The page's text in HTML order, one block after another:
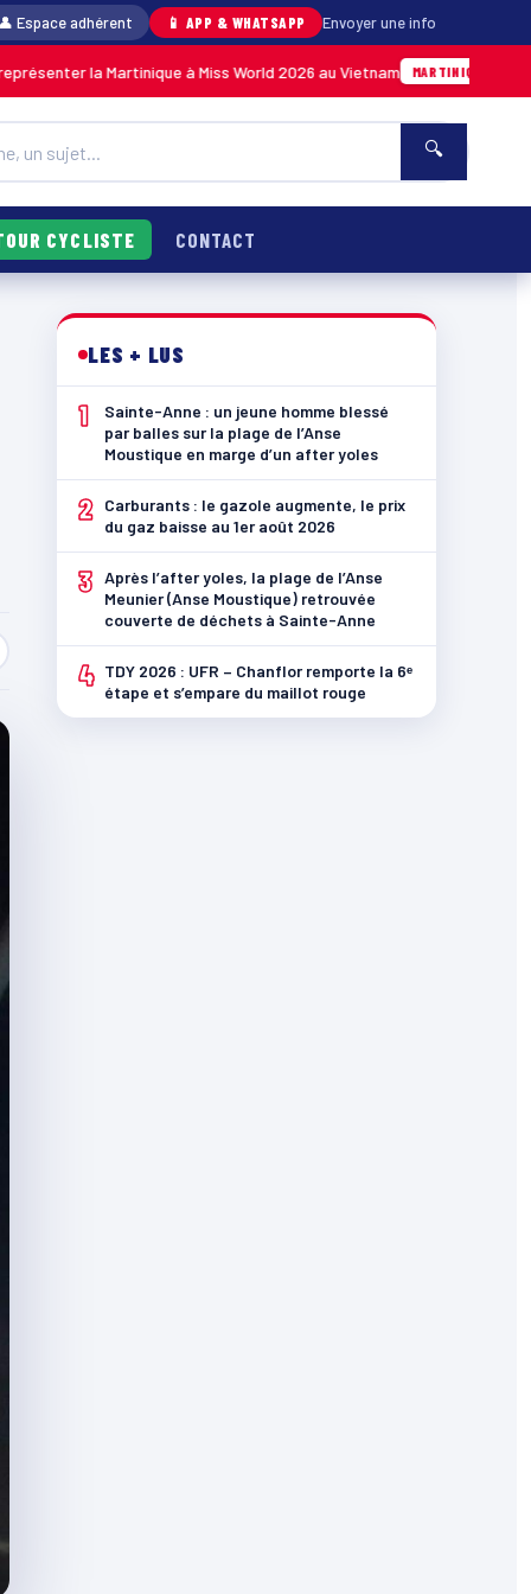
👤 Espace adhérent 📱 APP & WHATSAPP Envoyer une info
la Martinique à Miss World 2026 au Vietnam MARTINIQUE 05/08 ·
🔍
CYCLISTE CONTACT
LES + LUS
1
Sainte-Anne : un jeune homme blessé
par balles sur la plage de l’Anse
Moustique en marge d’un after yoles
2
Carburants : le gazole augmente, le prix
du gaz baisse au 1er août 2026
3 Après l’after yoles, la plage de l’Anse
Meunier (Anse Moustique) retrouvée
couverte de déchets à Sainte-Anne
4 TDY 2026 : UFR – Chanflor remporte la 6ᵉ
étape et s’empare du maillot rouge